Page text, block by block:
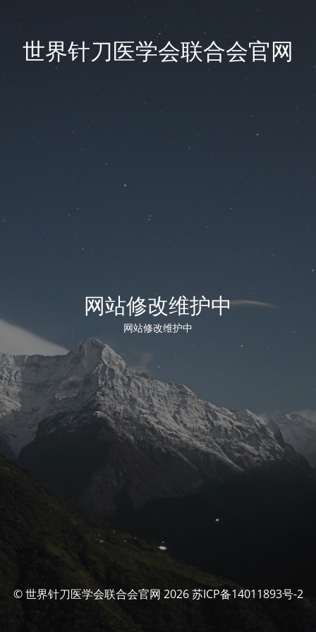
世界针刀医学会联合会官网
网站修改维护中
网站修改维护中
© 世界针刀医学会联合会官网 2026 苏ICP备14011893号-2